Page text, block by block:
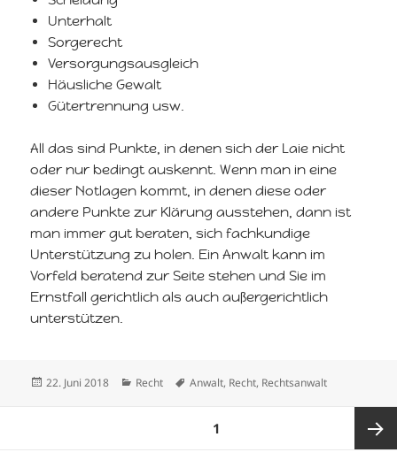
Unterhalt
Sorgerecht
Versorgungsausgleich
Häusliche Gewalt
Gütertrennung usw.
All das sind Punkte, in denen sich der Laie nicht
oder nur bedingt auskennt. Wenn man in eine
dieser Notlagen kommt, in denen diese oder
andere Punkte zur Klärung ausstehen, dann ist
man immer gut beraten, sich fachkundige
Unterstützung zu holen. Ein Anwalt kann im
Vorfeld beratend zur Seite stehen und Sie im
Ernstfall gerichtlich als auch außergerichtlich
unterstützen.
Veröffentlicht
22. Juni 2018 Kategorien
Recht Schlagwörter
Anwalt, Recht, Rechtsanwalt
1